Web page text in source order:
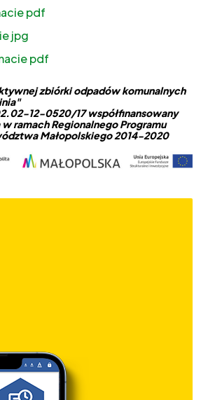
pdf
jpg
pdf
zbiórki odpadów komunalnych
12-0520/17 współfinansowany
ramach Regionalnego Programu
Małopolskiego 2014-2020